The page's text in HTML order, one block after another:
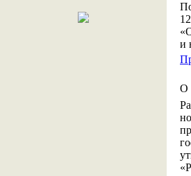
и
О